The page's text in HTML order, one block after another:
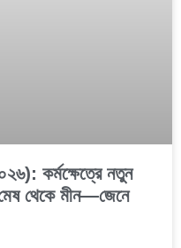
কর্মক্ষেত্রে নতুন
থেকে মীন—জেনে